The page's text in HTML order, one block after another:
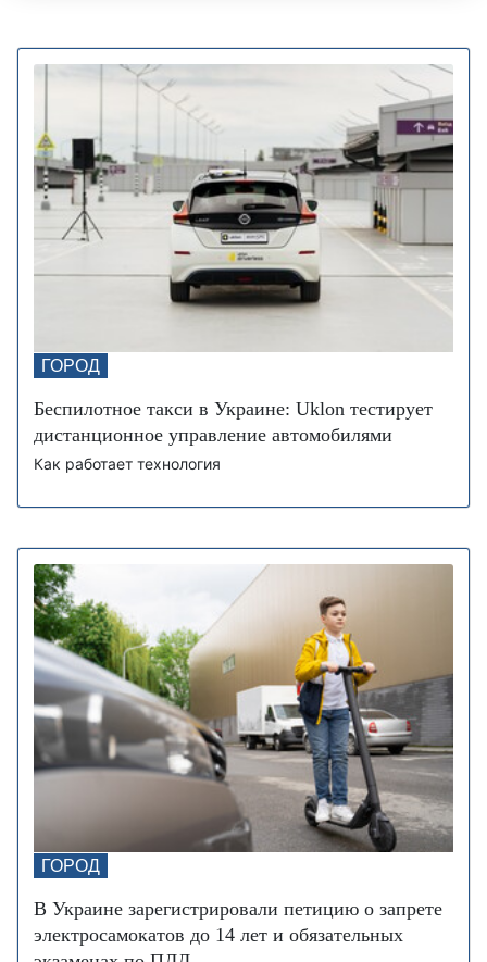
ГОРОД
Беспилотное такси в Украине: Uklon тестирует
дистанционное управление автомобилями
Как работает технология
ГОРОД
В Украине зарегистрировали петицию о запрете
электросамокатов до 14 лет и обязательных